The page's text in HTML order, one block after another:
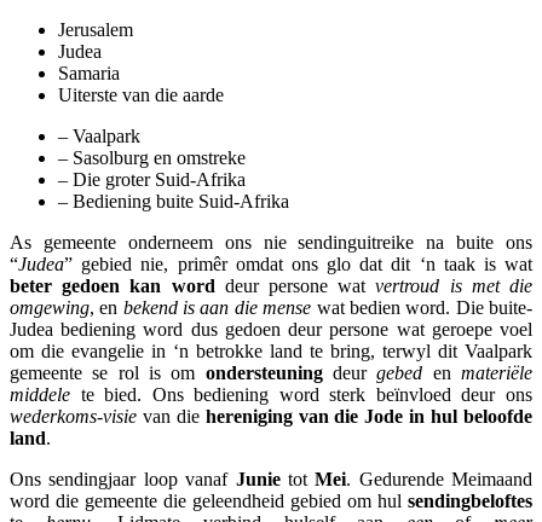
Jerusalem
Judea
Samaria
Uiterste van die aarde
– Vaalpark
– Sasolburg en omstreke
– Die groter Suid-Afrika
– Bediening buite Suid-Afrika
As gemeente onderneem ons nie sendinguitreike na buite ons
“Judea” gebied nie, primêr omdat ons glo dat dit ‘n taak is wat
beter gedoen kan word deur persone watvertroud is met die
omgewing, en bekend is aan die mense wat bedien word. Die buite-
Judea bediening word dus gedoen deur persone wat geroepe voel
om die evangelie in ‘n betrokke land te bring, terwyl dit Vaalpark
gemeente se rol is om ondersteuningdeurgebed enmateriële
middele te bied. Ons bediening word sterk beïnvloed deur ons
wederkoms-visie van die hereniging van die Jode in hul beloofde
land.
Ons sendingjaar loop vanaf JunietotMei. Gedurende Meimaand
word die gemeente die geleendheid gebied om hul sendingbeloftes